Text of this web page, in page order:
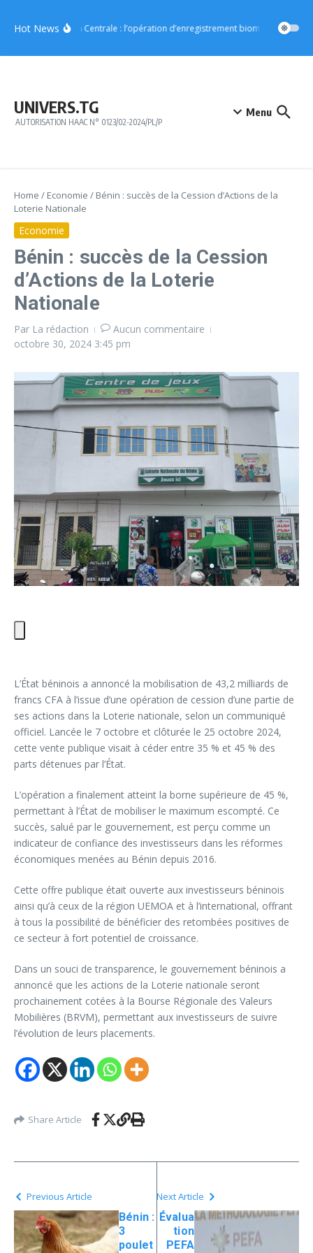
Hot NewsRégion Centrale : l’opération d’enregistrement biométrique
UNIVERS.TG
AUTORISATION HAAC N° 0123/02-2024/PL/P
Menu
Home / Economie / Bénin : succès de la Cession d’Actions de la
Loterie Nationale
Economie
Bénin : succès de la Cession
d’Actions de la Loterie
Nationale
Par La rédaction
Aucun commentaire
octobre 30, 2024 3:45 pm
L’État béninois a annoncé la mobilisation de 43,2 milliards de
francs CFA à l’issue d’une opération de cession d’une partie de
ses actions dans la Loterie nationale, selon un communiqué
officiel. Lancée le 7 octobre et clôturée le 25 octobre 2024,
cette vente publique visait à céder entre 35 % et 45 % des
parts détenues par l’État.
L’opération a finalement atteint la borne supérieure de 45 %,
permettant à l’État de mobiliser le maximum escompté. Ce
succès, salué par le gouvernement, est perçu comme un
indicateur de confiance des investisseurs dans les réformes
économiques menées au Bénin depuis 2016.
Cette offre publique était ouverte aux investisseurs béninois
ainsi qu’à ceux de la région UEMOA et à l’international, offrant
à tous la possibilité de bénéficier des retombées positives de
ce secteur à fort potentiel de croissance.
Dans un souci de transparence, le gouvernement béninois a
annoncé que les actions de la Loterie nationale seront
prochainement cotées à la Bourse Régionale des Valeurs
Mobilières (BRVM), permettant aux investisseurs de suivre
l’évolution de leurs placements.
Share Article
Previous Article
Bénin :
3
poulet
Next Article
Évalua
tion
PEFA